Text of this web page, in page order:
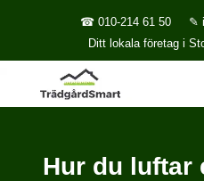
☎ 010-214 61 50
✎
Ditt lokala företag i
Hur du luftar